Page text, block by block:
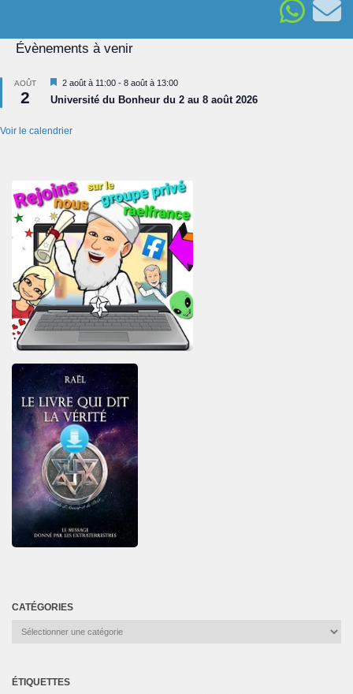
Évènements à venir
AOÛT
2
Mis
en
avant
2 août à 11:00 - 8 août à 13:00
Université du Bonheur du 2 au 8 août 2026
Voir le calendrier
CATÉGORIES
Catégories
ÉTIQUETTES